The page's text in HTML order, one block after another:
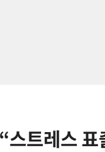
스트레스 표